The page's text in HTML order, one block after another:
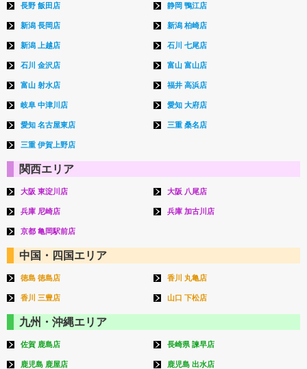
長野 飯田店 静岡 鴨江店
新潟 長岡店 新潟 柏崎店
新潟 上越店 石川 七尾店
石川 金沢店 富山 富山店
富山 射水店 福井 高浜店
岐阜 中津川店 愛知 大府店
愛知 名古屋東店 三重 桑名店
三重 伊賀上野店
関西エリア
大阪 東淀川店 大阪 八尾店
兵庫 尼崎店 兵庫 加古川店
京都 亀岡駅前店
中国・四国エリア
徳島 徳島店 香川 丸亀店
香川 三豊店 山口 下松店
九州・沖縄エリア
佐賀 鹿島店 長崎県 諫早店
鹿児島 鹿屋店 鹿児島 出水店